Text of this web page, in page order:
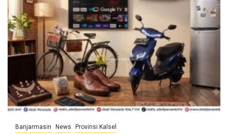
Banjarmasin News Provinsi Kalsel